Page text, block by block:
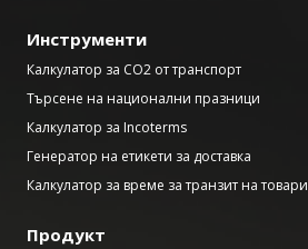
Инструменти
Калкулатор за CO2 от транспорт
Търсене на национални празници
Калкулатор за Incoterms
Генератор на етикети за доставка
Калкулатор за време за транзит на товари
Продукт